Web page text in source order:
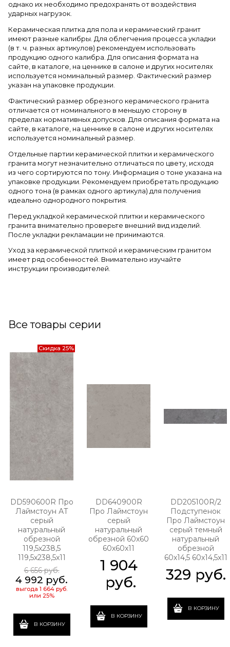
однако их необходимо предохранять от воздействия
ударных нагрузок.
Керамическая плитка для пола и керамический гранит
имеют разные калибры. Для облегчения процесса укладки
(в т. ч. разных артикулов) рекомендуем использовать
продукцию одного калибра. Для описания формата на
сайте, в каталоге, на ценнике в салоне и других носителях
используется номинальный размер. Фактический размер
указан на упаковке продукции.
Фактический размер обрезного керамического гранита
отличается от номинального в меньшую сторону в
пределах нормативных допусков. Для описания формата на
сайте, в каталоге, на ценнике в салоне и других носителях
используется номинальный размер.
Отдельные партии керамической плитки и керамического
гранита могут незначительно отличаться по цвету, исходя
из чего сортируются по тону. Информация о тоне указана на
упаковке продукции. Рекомендуем приобретать продукцию
одного тона (в рамках одного артикула) для получения
идеально однородного покрытия.
Перед укладкой керамической плитки и керамического
гранита внимательно проверьте внешний вид изделий.
После укладки рекламации не принимаются.
Уход за керамической плиткой и керамическим гранитом
имеет ряд особенностей. Внимательно изучайте
инструкции производителей.
Все товары серии
Скидка 25%
DD590600R Про
Лаймстоун АТ
серый
натуральный
обрезной
119,5х238,5
119,5x238,5x11
6 656 руб.
4 992 руб.
выгода 1 664 руб.
или 25%
В КОРЗИНУ
DD640900R
Про Лаймстоун
серый
натуральный
обрезной 60х60
60x60x11
1 904
руб.
В КОРЗИНУ
DD205100R/2
Подступенок
Про Лаймстоун
серый темный
натуральный
обрезной
60х14,5 60x14,5x11
329 руб.
В КОРЗИНУ